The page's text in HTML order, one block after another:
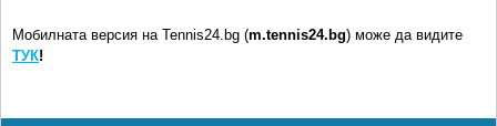
Мобилната версия на Tennis24.bg (m.tennis24.bg) може да видите
ТУК!